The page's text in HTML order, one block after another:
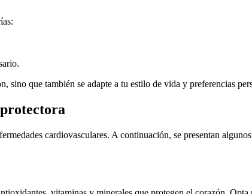
sino que también se adapte a tu estilo de vida y preferencias
cardiovasculares. A continuación, se presentan